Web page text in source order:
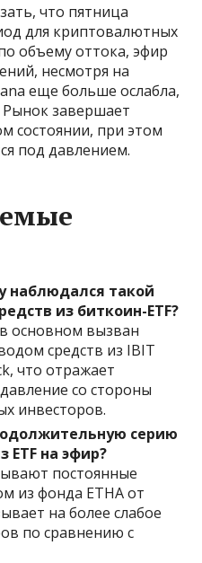
что пятница
для криптовалютных
объему оттока, эфир
несмотря на
еще больше ослабла,
Рынок завершает
состоянии, при этом
под давлением.
наблюдался такой
из биткоин-ETF?
основном вызван
средств из IBIT
что отражает
со стороны
инвесторов.
серию
ETF на эфир?
постоянные
из фонда ETHA от
на более слабое
по сравнению с